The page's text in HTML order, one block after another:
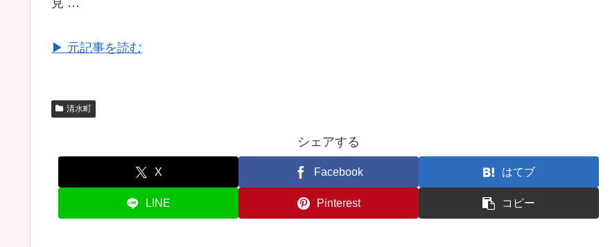
見 …
▶ 元記事を読む
清水町
シェアする
X Facebook はてブ
LINE Pinterest コピー